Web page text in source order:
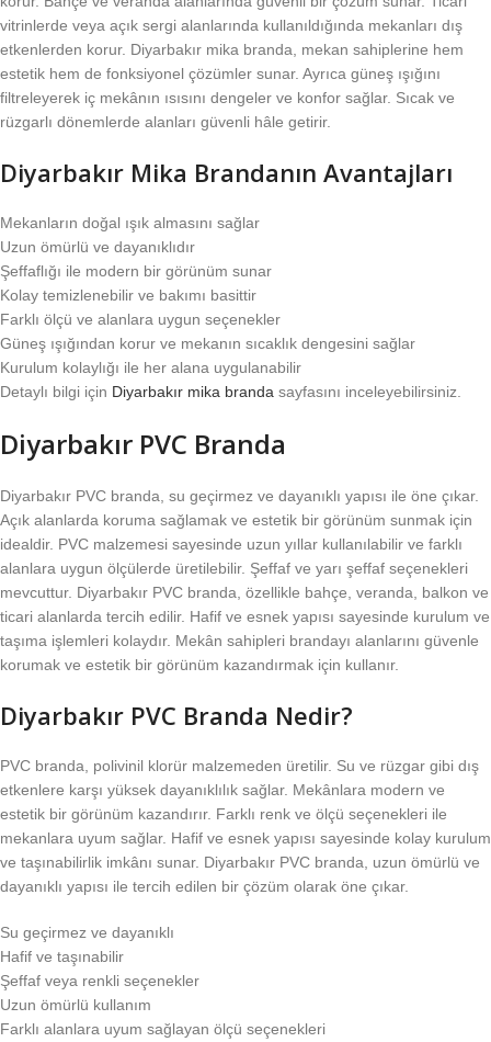
vitrinlerde veya açık sergi alanlarında kullanıldığında mekanları dış
etkenlerden korur. Diyarbakır mika branda, mekan sahiplerine hem
estetik hem de fonksiyonel çözümler sunar. Ayrıca güneş ışığını
filtreleyerek iç mekânın ısısını dengeler ve konfor sağlar. Sıcak ve
rüzgarlı dönemlerde alanları güvenli hâle getirir.
Diyarbakır Mika Brandanın Avantajları
Mekanların doğal ışık almasını sağlar
Uzun ömürlü ve dayanıklıdır
Şeffaflığı ile modern bir görünüm sunar
Kolay temizlenebilir ve bakımı basittir
Farklı ölçü ve alanlara uygun seçenekler
Güneş ışığından korur ve mekanın sıcaklık dengesini sağlar
Kurulum kolaylığı ile her alana uygulanabilir
Detaylı bilgi için Diyarbakır mika branda sayfasını inceleyebilirsiniz.
Diyarbakır PVC Branda
Diyarbakır PVC branda, su geçirmez ve dayanıklı yapısı ile öne çıkar.
Açık alanlarda koruma sağlamak ve estetik bir görünüm sunmak için
idealdir. PVC malzemesi sayesinde uzun yıllar kullanılabilir ve farklı
alanlara uygun ölçülerde üretilebilir. Şeffaf ve yarı şeffaf seçenekleri
mevcuttur. Diyarbakır PVC branda, özellikle bahçe, veranda, balkon ve
ticari alanlarda tercih edilir. Hafif ve esnek yapısı sayesinde kurulum ve
taşıma işlemleri kolaydır. Mekân sahipleri brandayı alanlarını güvenle
korumak ve estetik bir görünüm kazandırmak için kullanır.
Diyarbakır PVC Branda Nedir?
PVC branda, polivinil klorür malzemeden üretilir. Su ve rüzgar gibi dış
etkenlere karşı yüksek dayanıklılık sağlar. Mekânlara modern ve
estetik bir görünüm kazandırır. Farklı renk ve ölçü seçenekleri ile
mekanlara uyum sağlar. Hafif ve esnek yapısı sayesinde kolay kurulum
ve taşınabilirlik imkânı sunar. Diyarbakır PVC branda, uzun ömürlü ve
dayanıklı yapısı ile tercih edilen bir çözüm olarak öne çıkar.
Su geçirmez ve dayanıklı
Hafif ve taşınabilir
Şeffaf veya renkli seçenekler
Uzun ömürlü kullanım
Farklı alanlara uyum sağlayan ölçü seçenekleri